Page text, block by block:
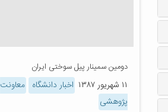
دومین سمینار پیل سوختی ایران
۱۱ شهریور ۱۳۸۷ اخبار دانشگاه معاونت
پژوهشی